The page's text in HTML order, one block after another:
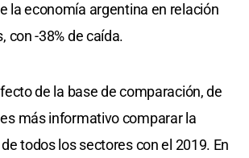
la economía argentina en relación
con -38% de caída.
de la base de comparación, de
más informativo comparar la
todos los sectores con el 2019. En